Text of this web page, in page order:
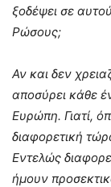
ξοδέψει σε
Ρώσους;
Αν και δεν
αποσύρει κάθε
Ευρώπη. Γιατί,
διαφορετική
Εντελώς
ήμουν